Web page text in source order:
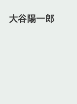
大谷陽一郎